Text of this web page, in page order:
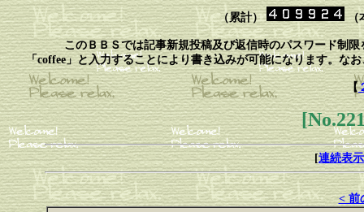
（累計） （
このＢＢＳでは記事新規投稿及び返信時のパスワード制
「coffee」と入力することにより書き込みが可能になります。な
【
[連続表示
< 前